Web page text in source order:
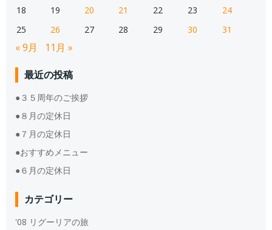
18
19 20 21 22 23
24
25
26 27 28 29 30 31
« 9月 11月 »
最近の投稿
●３５周年のご挨拶
●８月の定休日
●７月の定休日
●おすすめメニュー
●６月の定休日
カテゴリー
'08 リグーリアの旅